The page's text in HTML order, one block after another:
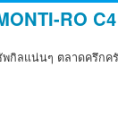
RO
พกิลแน่นๆ ตลาดครึก